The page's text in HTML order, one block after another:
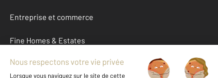
Entreprise et commerce
Fine Homes & Estates
À propos